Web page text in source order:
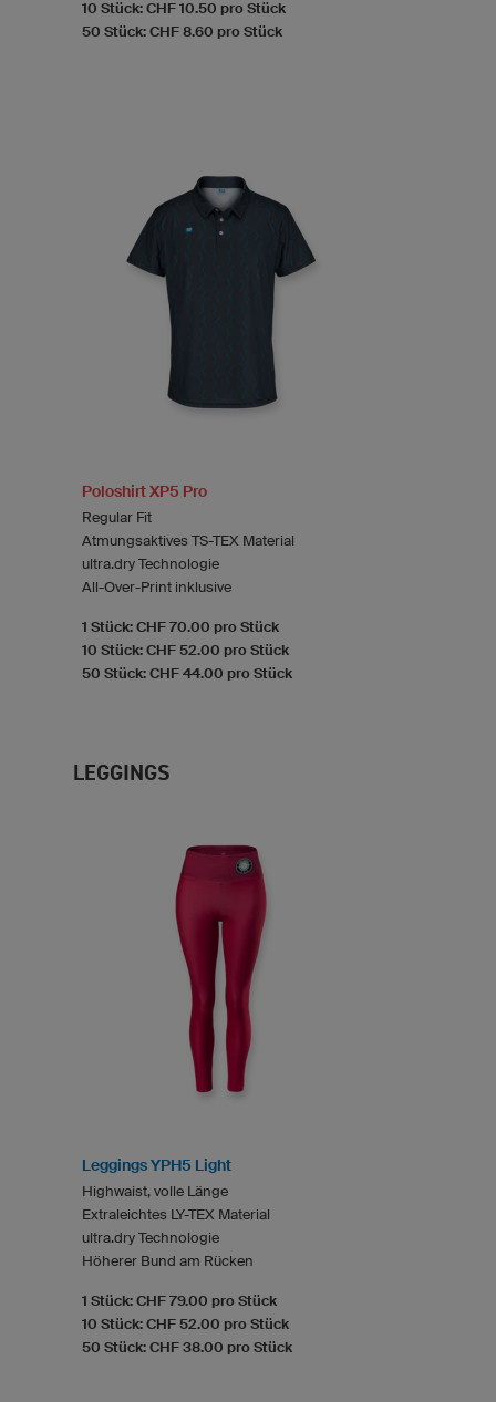
10 Stück: CHF 10.50 pro Stück
50 Stück: CHF 8.60 pro Stück
Poloshirt XP5 Pro
Regular Fit
Atmungsaktives TS-TEX Material
ultra.dry Technologie
All-Over-Print inklusive
1 Stück: CHF 70.00 pro Stück
10 Stück: CHF 52.00 pro Stück
50 Stück: CHF 44.00 pro Stück
LEGGINGS
Leggings YPH5 Light
Highwaist, volle Länge
Extraleichtes LY-TEX Material
ultra.dry Technologie
Höherer Bund am Rücken
1 Stück: CHF 79.00 pro Stück
10 Stück: CHF 52.00 pro Stück
50 Stück: CHF 38.00 pro Stück